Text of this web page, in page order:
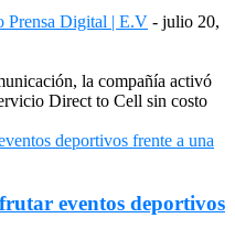
Prensa Digital | E.V - julio 20,
la compañía activó
Direct to Cell sin costo
eventos deportivos